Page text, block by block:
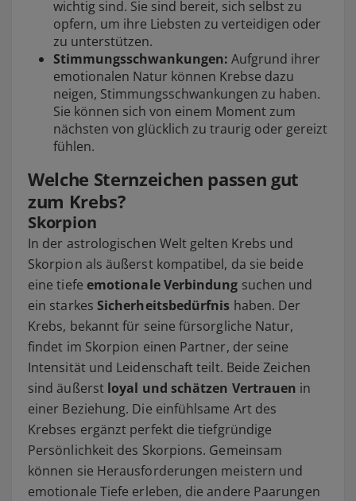
wichtig sind. Sie sind bereit, sich selbst zu
opfern, um ihre Liebsten zu verteidigen oder
zu unterstützen.
Stimmungsschwankungen: Aufgrund ihrer
emotionalen Natur können Krebse dazu
neigen, Stimmungsschwankungen zu haben.
Sie können sich von einem Moment zum
nächsten von glücklich zu traurig oder gereizt
fühlen.
Welche Sternzeichen passen gut
zum Krebs?
Skorpion
In der astrologischen Welt gelten Krebs und
Skorpion als äußerst kompatibel, da sie beide
eine tiefe emotionale Verbindung suchen und
ein starkes Sicherheitsbedürfnis haben. Der
Krebs, bekannt für seine fürsorgliche Natur,
findet im Skorpion einen Partner, der seine
Intensität und Leidenschaft teilt. Beide Zeichen
sind äußerstloyal und schätzen Vertrauen in
einer Beziehung. Die einfühlsame Art des
Krebses ergänzt perfekt die tiefgründige
Persönlichkeit des Skorpions. Gemeinsam
können sie Herausforderungen meistern und
emotionale Tiefe erleben, die andere Paarungen